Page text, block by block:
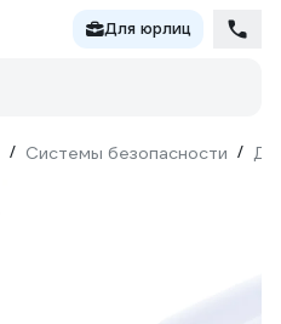
Для юрлиц
/ Системы безопасности /